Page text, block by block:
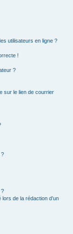
utilisateurs en ligne ?
!
?
sur le lien de courrier
?
?
de la rédaction d’un